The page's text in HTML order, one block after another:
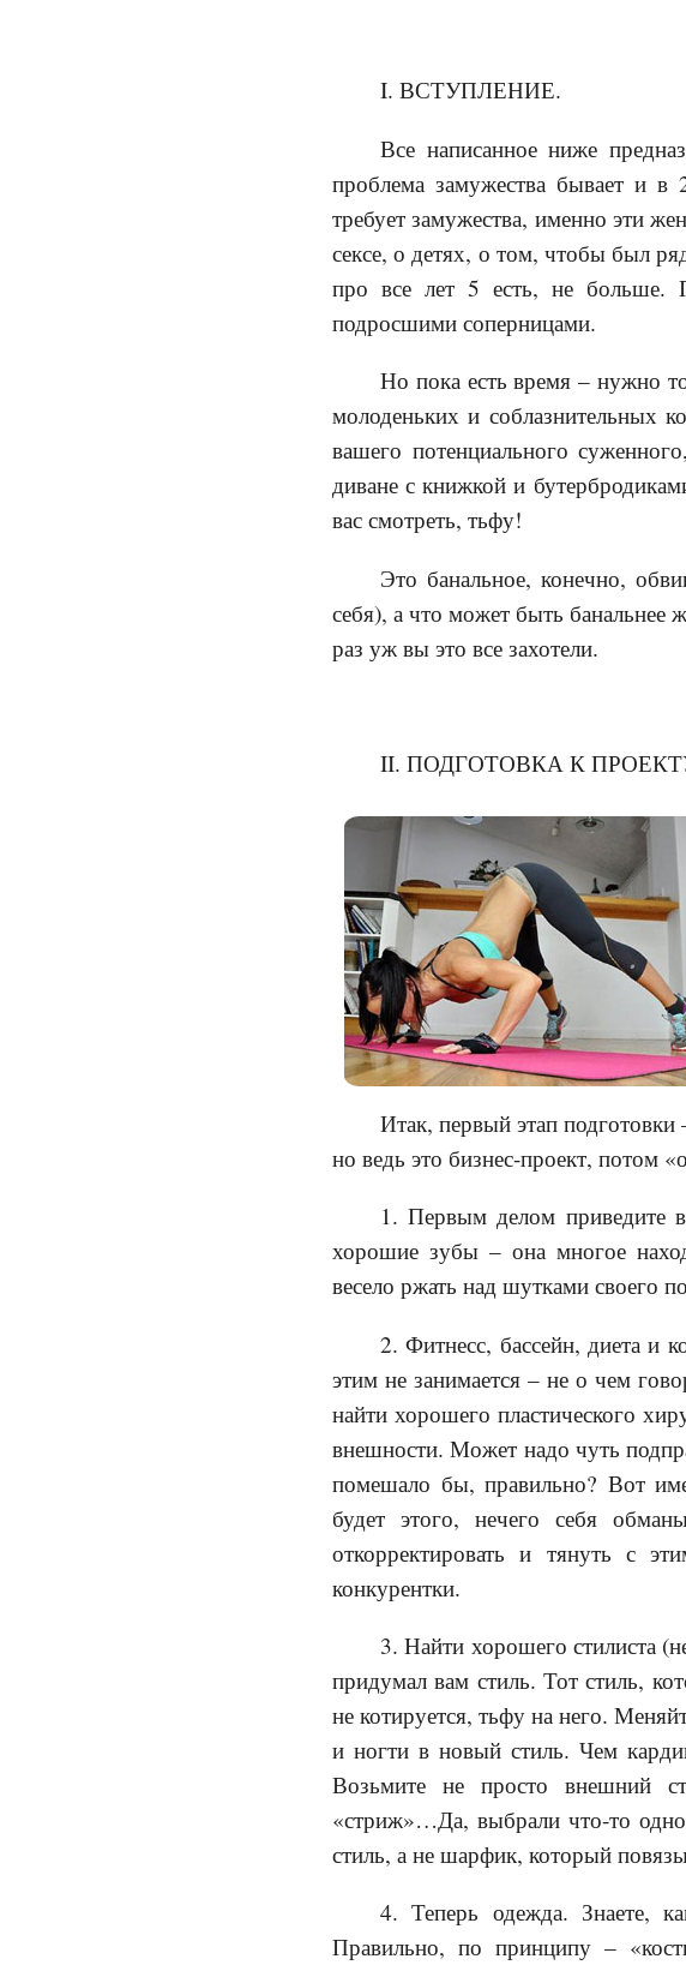
I. ВСТУПЛЕНИЕ.
Все написанное ниже
проблема замужества бывает и
требует замужества, именно эти
сексе, о детях, о том, чтобы был
про все лет 5 есть, не больше.
подросшими соперницами.
Но пока есть время – нужно
молоденьких и соблазнительных
вашего потенциального
диване с книжкой и
вас смотреть, тьфу!
Это банальное, конечно,
себя), а что может быть банальнее
раз уж вы это все захотели.
II. ПОДГОТОВКА К
Итак, первый этап подготовки
но ведь это бизнес-проект, потом
1. Первым делом приведите
хорошие зубы – она многое
весело ржать над шутками своего
2. Фитнесс, бассейн, диета и
этим не занимается – не о чем
найти хорошего пластического
внешности. Может надо чуть
помешало бы, правильно? Вот
будет этого, нечего себя
откорректировать и тянуть с
конкурентки.
3. Найти хорошего стилиста
придумал вам стиль. Тот стиль,
не котируется, тьфу на него.
и ногти в новый стиль. Чем
Возьмите не просто внешний
«стриж»…Да, выбрали что-то
стиль, а не шарфик, который
4. Теперь одежда. Знаете,
Правильно, по принципу –